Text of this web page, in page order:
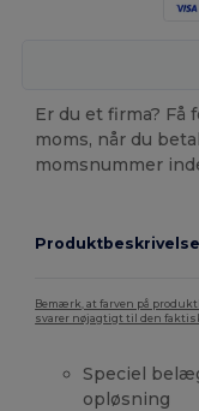
Er du et firma? Få
moms, når du
momsnummer
Produktbeskrivelse
Bemærk, at farven på
svarer nøjagtigt til den
Speciel
opløsning